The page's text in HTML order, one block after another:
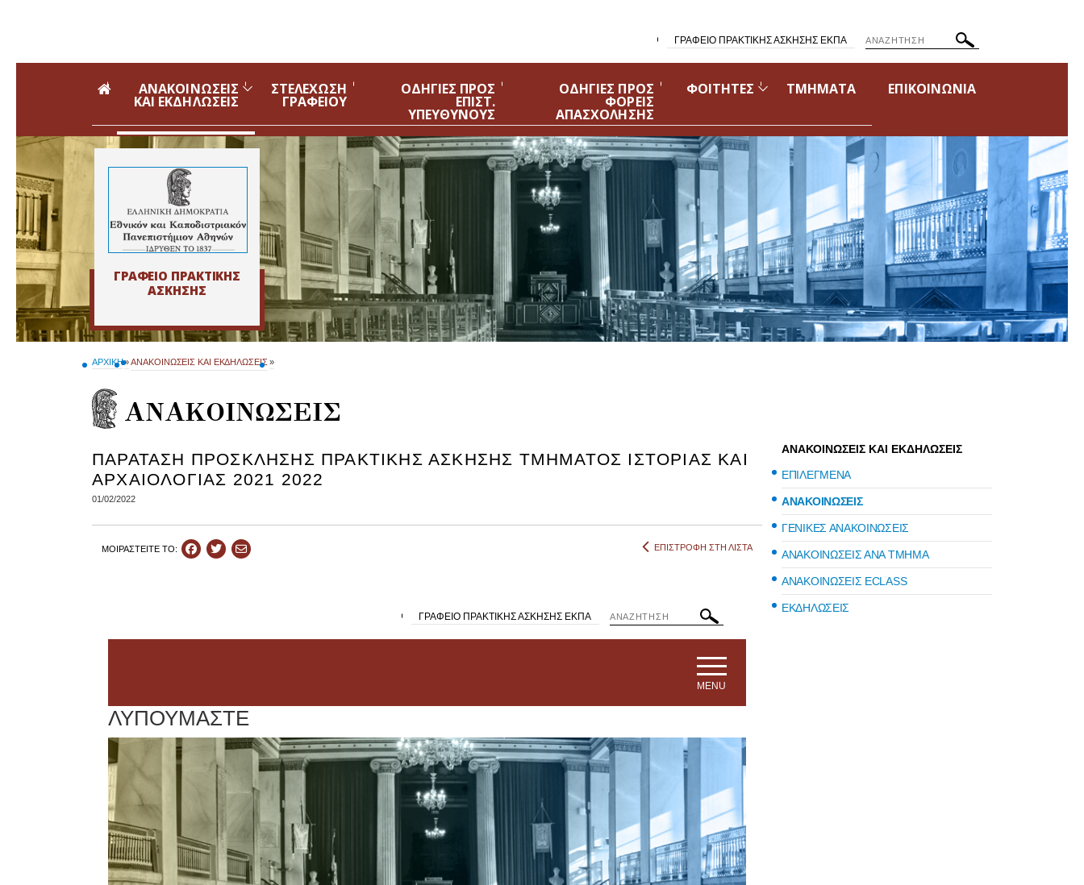
ΓΡΑΦΕΙΟ ΠΡΑΚΤΙΚΗΣ ΑΣΚΗΣΗΣ ΕΚΠΑ
ΑΝΑΚΟΙΝΩΣΕΙΣ
ΚΑΙ ΕΚΔΗΛΩΣΕΙΣ
ΣΤΕΛΕΧΩΣΗ
ΓΡΑΦΕΙΟΥ
ΟΔΗΓΙΕΣ ΠΡΟΣ
ΕΠΙΣΤ.
ΥΠΕΥΘΥΝΟΥΣ
ΟΔΗΓΙΕΣ ΠΡΟΣ
ΦΟΡΕΙΣ
ΑΠΑΣΧΟΛΗΣΗΣ
ΦΟΙΤΗΤΕΣ ΤΜΗΜΑΤΑ ΕΠΙΚΟΙΝΩΝΙΑ
ΓΡΑΦΕΙΟ ΠΡΑΚΤΙΚΗΣ
ΑΣΚΗΣΗΣ
ΑΡΧΙΚΗ»ΑΝΑΚΟΙΝΩΣΕΙΣ ΚΑΙ ΕΚΔΗΛΩΣΕΙΣ »
ΑΝΑΚΟΙΝΩΣΕΙΣ
ΠΑΡΑΤΑΣΗ ΠΡΟΣΚΛΗΣΗΣ ΠΡΑΚΤΙΚΗΣ ΑΣΚΗΣΗΣ ΤΜΗΜΑΤΟΣ ΙΣΤΟΡΙΑΣ ΚΑΙ
ΑΡΧΑΙΟΛΟΓΙΑΣ 2021 2022
01/02/2022
ΜΟΙΡΑΣΤEIΤΕ ΤΟ: ΕΠΙΣΤΡΟΦΗ ΣΤΗ ΛΙΣΤΑ
ΑΝΑΚΟΙΝΩΣΕΙΣ ΚΑΙ ΕΚΔΗΛΩΣΕΙΣ
ΕΠΙΛΕΓΜΕΝΑ
ΑΝΑΚΟΙΝΩΣΕΙΣ
ΓΕΝΙΚΕΣ ΑΝΑΚΟΙΝΩΣΕΙΣ
ΑΝΑΚΟΙΝΩΣΕΙΣ ΑΝΑ ΤΜΗΜΑ
ΑΝΑΚΟΙΝΩΣΕΙΣ ECLASS
ΕΚΔΗΛΩΣΕΙΣ